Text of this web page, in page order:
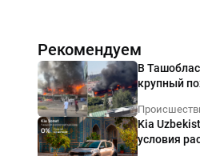
Рекомендуем
В
крупный
Kia
условия